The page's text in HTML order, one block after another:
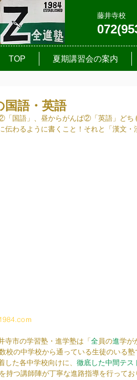
藤井寺校
TOP 夏期講習会の案内
国語・英語
「国語」、昼からがんば②「英語」どち
伝わるように書くこと！それと「漢文
ｍ
寺市の学習塾・進学塾は「全員の進学が
校の中学校から通っている生徒のいる
した各中学校向けに、 徹底した中間テス
持つ講師陣が丁寧な進路指導を行って